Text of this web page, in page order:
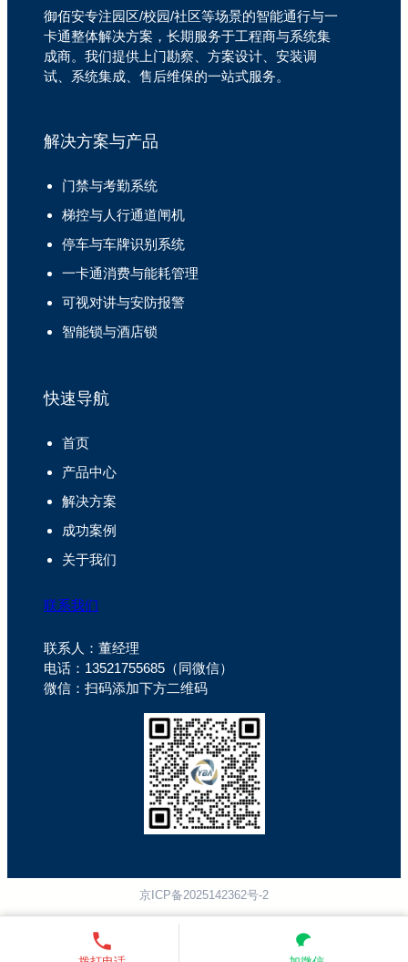
御佰安专注园区/校园/社区等场景的智能通行与一
卡通整体解决方案，长期服务于工程商与系统集
成商。我们提供上门勘察、方案设计、安装调
试、系统集成、售后维保的一站式服务。
解决方案与产品
门禁与考勤系统
梯控与人行通道闸机
停车与车牌识别系统
一卡通消费与能耗管理
可视对讲与安防报警
智能锁与酒店锁
快速导航
首页
产品中心
解决方案
成功案例
关于我们
联系我们
联系人：董经理
电话：13521755685（同微信）
微信：扫码添加下方二维码
京ICP备2025142362号-2